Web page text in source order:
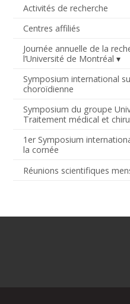
Activités de recherche
Centres affiliés
Journée annuelle de la
l’Université de Montréal
Symposium international
choroïdienne
Symposium du groupe
Traitement médical et
1er Symposium
la cornée
Réunions scientifiques